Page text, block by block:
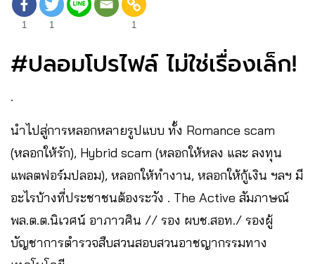
1 1 1
#ปลอมโปรไฟล์ ไม่ใช่เรื่องเล็ก!
.
นำไปสู่การหลอกหลายรูปแบบ ทั้ง Romance scam
(หลอกให้รัก), Hybrid scam (หลอกให้หลง และ ลงทุน
แพลตฟอร์มปลอม), หลอกให้ทำงาน, หลอกให้กู้เงิน ฯลฯ มี
อะไรบ้างที่ประชาชนต้องระวัง . The Active สัมภาษณ์
พล.ต.ต.นิเวศน์ อาภาวศิน // รอง ผบช.สอท./ รองผู้
บัญชาการตำรวจสืบสวนสอบสวนอาชญากรรมทาง